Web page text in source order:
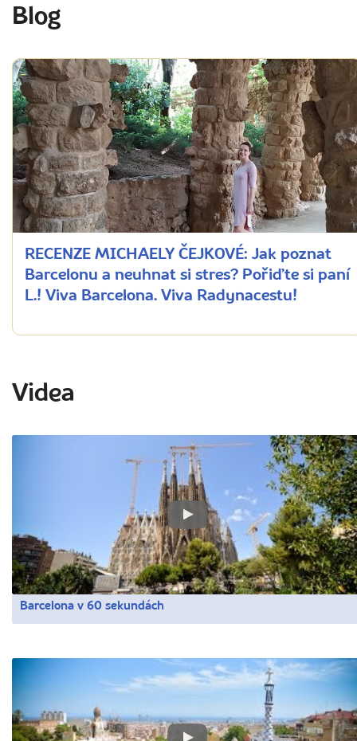
Blog
RECENZE MICHAELY ČEJKOVÉ: Jak poznat
Barcelonu a neuhnat si stres? Pořiďte si paní
L.! Viva Barcelona. Viva Radynacestu!
Videa
Barcelona v 60 sekundách